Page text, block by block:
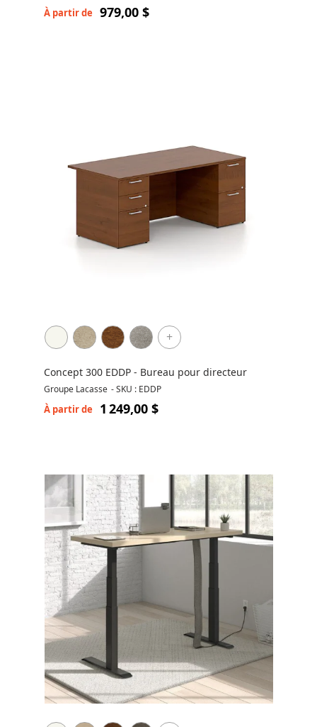
À partir de 979,00 $
+
Concept 300 EDDP - Bureau pour directeur
Groupe Lacasse -SKU : EDDP
À partir de 1 249,00 $